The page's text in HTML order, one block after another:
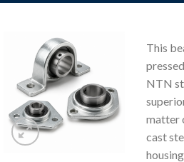
This
NTN
matter
cast